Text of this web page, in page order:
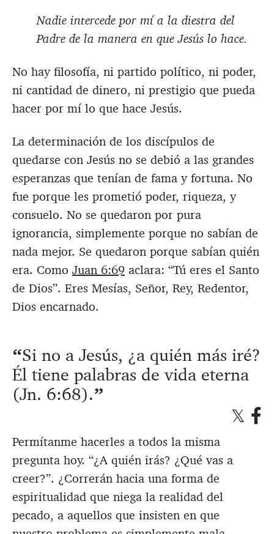
Nadie intercede por mí a la diestra del
Padre de la manera en que Jesús lo hace.
No hay filosofía, ni partido político, ni poder,
ni cantidad de dinero, ni prestigio que pueda
hacer por mí lo que hace Jesús.
La determinación de los discípulos de
quedarse con Jesús no se debió a las grandes
esperanzas que tenían de fama y fortuna. No
fue porque les prometió poder, riqueza, y
consuelo. No se quedaron por pura
ignorancia, simplemente porque no sabían de
nada mejor. Se quedaron porque sabían quién
era. Como Juan 6:69 aclara: “Tú eres el Santo
de Dios”. Eres Mesías, Señor, Rey, Redentor,
Dios encarnado.
Si no a Jesús, ¿a quién más iré?
Él tiene palabras de vida eterna
(Jn. 6:68).
Permítanme hacerles a todos la misma
pregunta hoy. “¿A quién irás? ¿Qué vas a
creer?”. ¿Correrán hacia una forma de
espiritualidad que niega la realidad del
pecado, a aquellos que insisten en que